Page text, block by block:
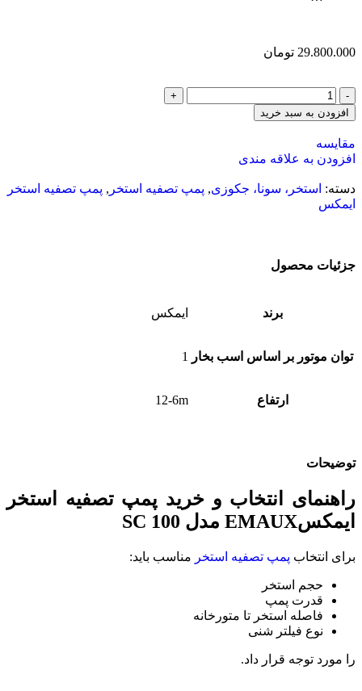
29.800.000 تومان
افزودن به سبد خرید
مقایسه
افزودن به علاقه مندی
دسته: استخر، سونا، جکوزی, پمپ تصفیه استخر , پمپ تصفیه استخر
ایمکس
جزئیات محصول
برند ایمکس
توان موتور بر اساس اسب بخار 1
ارتفاع 12-6m
توضیحات
راهنمای انتخاب و خرید پمپ تصفیه استخر
ایمکسEMAUX مدل SC 100
برای انتخاب پمپ تصفیه استخر مناسب باید:
حجم استخر
قدرت پمپ
فاصله استخر تا متورخانه
نوع فیلتر شنی
را مورد توجه قرار داد.